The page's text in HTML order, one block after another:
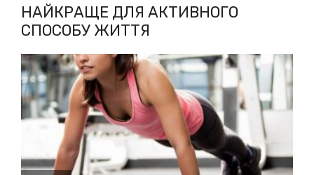
НАЙКРАЩЕ ДЛЯ АКТИВНОГО
СПОСОБУ ЖИТТЯ